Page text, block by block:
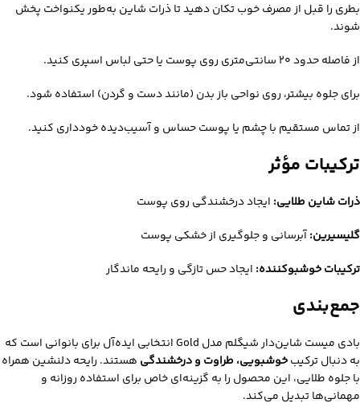
بطری را قبل از مصرف خوب تکان دهید تا ذرات شاین به‌طور یکنواخت پخش
شوند.
از فاصله حدود ۲۰ سانتی‌متری روی پوست یا حتی لباس اسپری کنید.
برای جلوه بیشتر، روی نواحی باز بدن (مانند دست و گردن) استفاده شود.
از تماس مستقیم با چشم یا پوست حساس و آسیب‌دیده خودداری کنید.
ترکیبات مؤثر
ذرات شاین طلایی: ایجاد درخشندگی روی پوست
گلیسیرین:آبرسانی و جلوگیری از خشکی پوست
ترکیبات خوشبوکننده: ایجاد حس تازگی و رایحه ماندگار
جمع‌بندی
بادی میست شاین‌دار شیگلم مدل Gold انتخابی ایده‌آل برای بانوانی است که
به دنبال ترکیبخوشبویی، طراوت و درخشندگی هستند. رایحه دلنشین همراه
با جلوه طلایی، این محصول را به گزینه‌ای خاص برای استفاده روزانه و
مهمانی‌ها تبدیل می‌کند.